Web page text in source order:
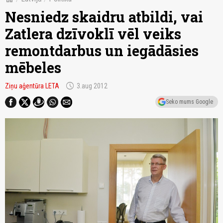
Nesniedz skaidru atbildi, vai
Zatlera dzīvoklī vēl veiks
remontdarbus un iegādāsies
mēbeles
Ziņu aģentūra LETA schedule 3.aug 2012
Seko mums Google